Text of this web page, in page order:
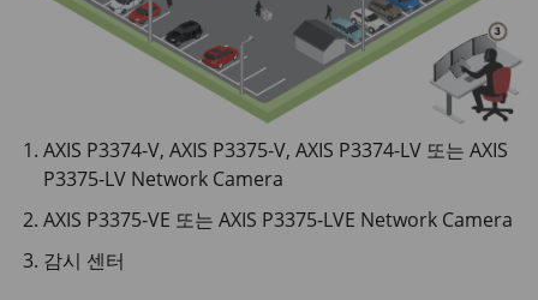
AXIS P3374-V, AXIS P3375-V, AXIS P3374-LV 또는 AXIS
P3375-LV Network Camera
AXIS P3375-VE 또는 AXIS P3375-LVE Network Camera
감시 센터